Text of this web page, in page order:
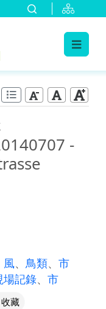
-
風、 鳥類、 市
場記錄、 市
收藏